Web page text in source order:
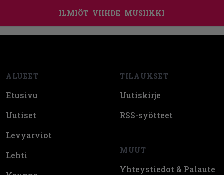
ILMIÖT VIIHDE MUSIIKKI
ALUEET
Etusivu
Uutiset
Levyarviot
Lehti
TILAUKSET
Uutiskirje
RSS-syötteet
MUUT
Yhteystiedot & Palaute